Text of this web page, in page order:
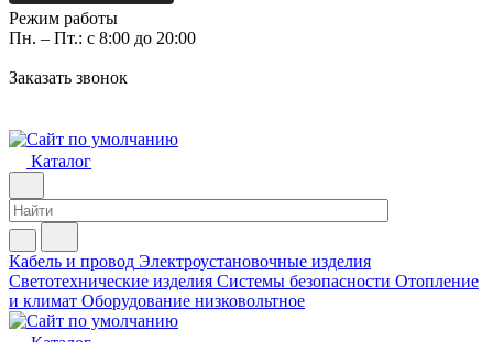
Режим работы
Пн. – Пт.: с 8:00 до 20:00
Заказать звонок
Каталог
Кабель и провод Электроустановочные изделия
Светотехнические изделия Системы безопасности Отопление
и климат Оборудование низковольтное